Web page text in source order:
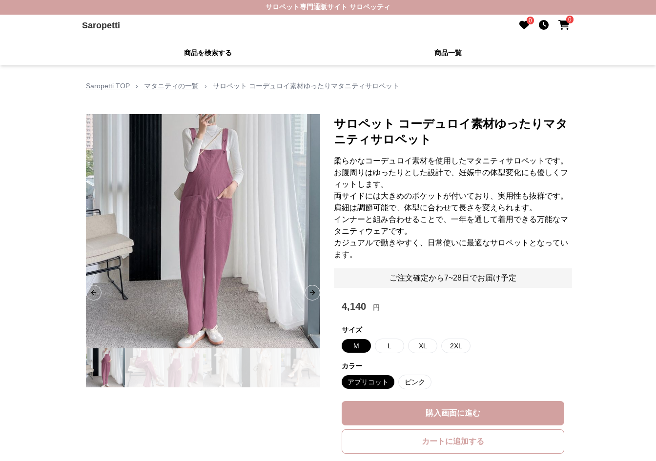
サロペット専門通販サイト サロペッティ
Saropetti 0 0
商品を検索する 商品一覧
Saropetti TOP › マタニティの一覧 › サロペット コーデュロイ素材ゆったりマタニティサロペット
Previous slide Next slide
サロペット コーデュロイ素材ゆったりマタ
ニティサロペット
柔らかなコーデュロイ素材を使用したマタニティサロペットです。
お腹周りはゆったりとした設計で、妊娠中の体型変化にも優しくフ
ィットします。
両サイドには大きめのポケットが付いており、実用性も抜群です。
肩紐は調節可能で、体型に合わせて長さを変えられます。
インナーと組み合わせることで、一年を通して着用できる万能なマ
タニティウェアです。
カジュアルで動きやすく、日常使いに最適なサロペットとなってい
ます。
ご注文確定から7~28日でお届け予定
4,140 円
サイズ
M L XL 2XL
カラー
アプリコット ピンク
購入画面に進む
カートに追加する